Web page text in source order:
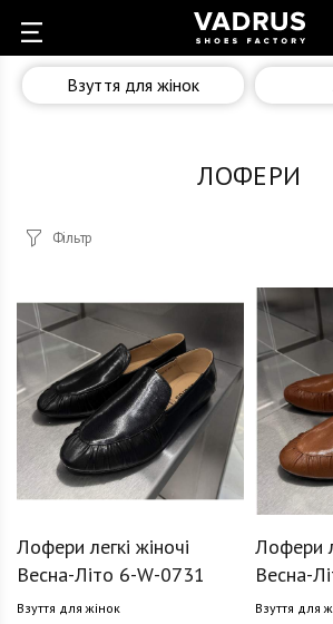
Взуття для жінок
ЛОФЕРИ
Фільтр
Лофери легкі жіночі
Весна-Літо 6-W-0731
Взуття для жінок
Лофери
Весна-
Взуття для